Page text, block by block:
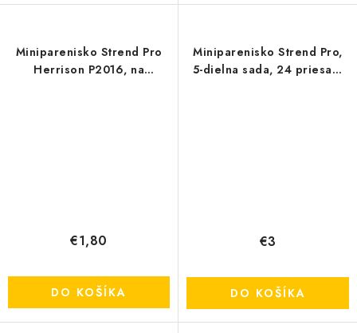
Miniparenisko Strend Pro
Herrison P2016, na
€1,80
DO KOŠÍKA
Miniparenisko Strend Pro,
5-dielna sada, 24 priesad,
€3
DO KOŠÍKA